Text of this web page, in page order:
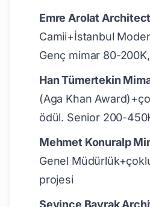
Emre Arolat
Camii+İstanbul
Genç mimar 80-
Han Tümertekin
(Aga Khan
ödül. Senior 200-
Mehmet Konuralp
Genel
projesi
Sevince Bayrak